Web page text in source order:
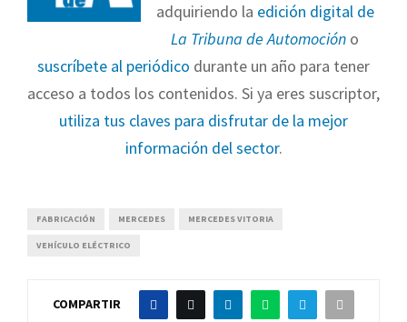
adquiriendo la edición digital de
La Tribuna de Automoción o
suscríbete al periódico durante un año para tener
acceso a todos los contenidos. Si ya eres suscriptor,
utiliza tus claves para disfrutar de la mejor
información del sector.
FABRICACIÓN MERCEDES MERCEDES VITORIA
VEHÍCULO ELÉCTRICO
COMPARTIR